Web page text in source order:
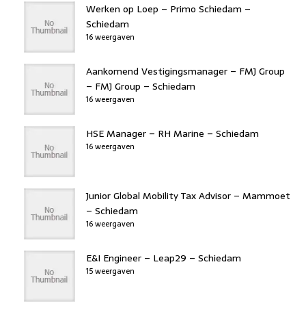
Werken op Loep – Primo Schiedam –
Schiedam
16 weergaven
Aankomend Vestigingsmanager – FMJ Group
– FMJ Group – Schiedam
16 weergaven
HSE Manager – RH Marine – Schiedam
16 weergaven
Junior Global Mobility Tax Advisor – Mammoet
– Schiedam
16 weergaven
E&I Engineer – Leap29 – Schiedam
15 weergaven